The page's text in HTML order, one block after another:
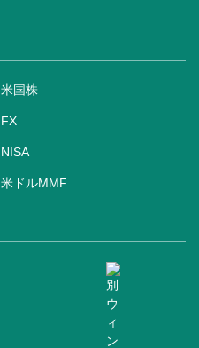
米国株
FX
NISA
米ドルMMF